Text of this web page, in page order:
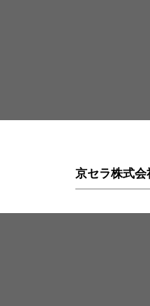
京セラ株式